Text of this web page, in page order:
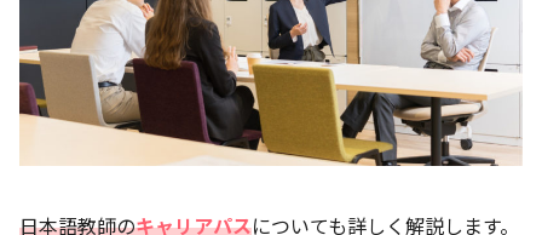
日本語教師のキャリアパスについても詳しく解説します。